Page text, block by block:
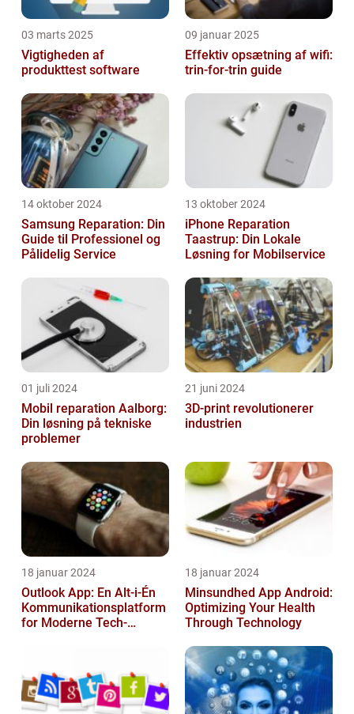
03 marts 2025
Vigtigheden af
produkttest software
09 januar 2025
Effektiv opsætning af wifi:
trin-for-trin guide
14 oktober 2024
Samsung Reparation: Din
Guide til Professionel og
Pålidelig Service
13 oktober 2024
iPhone Reparation
Taastrup: Din Lokale
Løsning for Mobilservice
01 juli 2024
Mobil reparation Aalborg:
Din løsning på tekniske
problemer
21 juni 2024
3D-print revolutionerer
industrien
18 januar 2024
Outlook App: En Alt-i-Én
Kommunikationsplatform
for Moderne Tech-
18 januar 2024
Minsundhed App Android:
Optimizing Your Health
Through Technology